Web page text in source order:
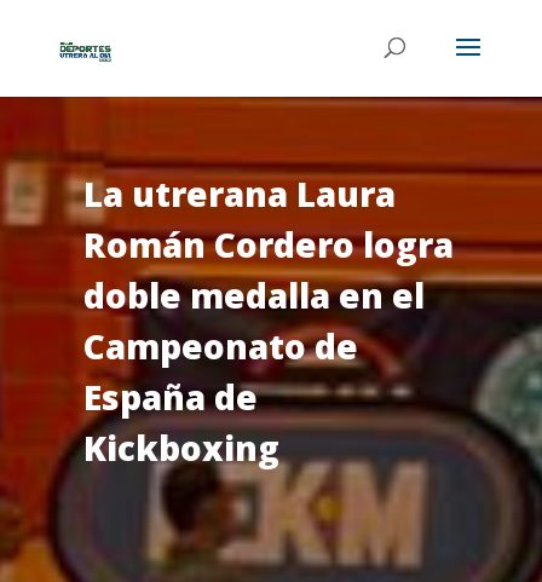
La utrerana Laura
Román Cordero logra
doble medalla en el
Campeonato de
España de
Kickboxing